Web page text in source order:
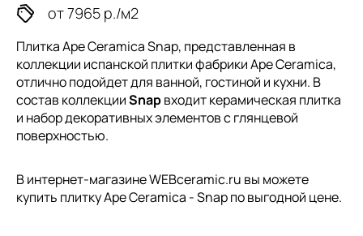
от 7965 р./м2
Плитка Ape Ceramica Snap, представленная в
коллекции испанской плиткифабрики Ape Ceramica,
отлично подойдет для ванной, гостиной и кухни. В
состав коллекцииSnapвходит керамическая плитка
и набор декоративных элементов с глянцевой
поверхностью.
В интернет-магазине WEBceramic.ru вы можете
купить плитку Ape Ceramica - Snap по выгодной цене.